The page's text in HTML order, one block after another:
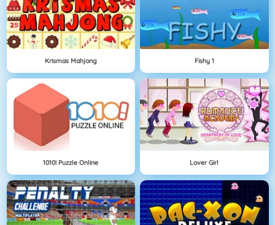
Krismas Mahjong Fishy 1
1010! Puzzle Online Lover Girl